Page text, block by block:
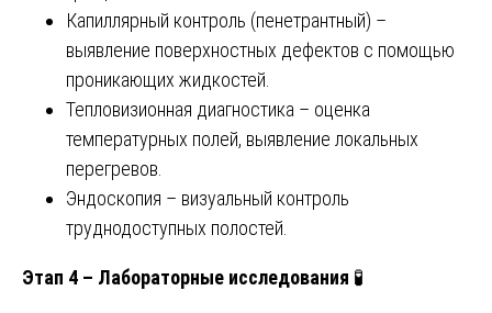
Капиллярный контроль (пенетрантный) –
выявление поверхностных дефектов с помощью
проникающих жидкостей.
Тепловизионная диагностика – оценка
температурных полей, выявление локальных
перегревов.
Эндоскопия – визуальный контроль
труднодоступных полостей.
Этап 4 – Лабораторные исследования 🧪